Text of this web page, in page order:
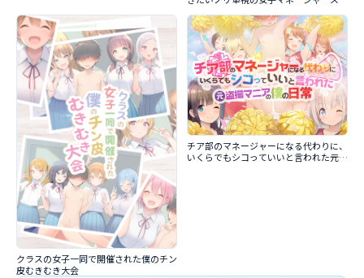
クラスの女子一同で開催された僕のチン
皮むきむき大会
チア部のマネージャーになる代わりに、
いくらでもシコっていいと言われた元盗